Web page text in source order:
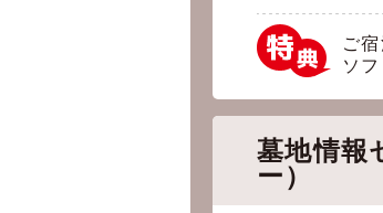
ご
ソ
墓地情報
ー）